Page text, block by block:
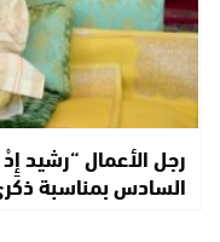
رجل الأعمال “رشيد
السادس بمناسبة